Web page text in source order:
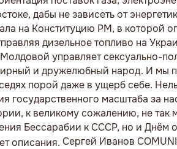
дабы не зависеть от
на Конституцию РМ, в которой
дизельное топливо на
управляет сексуально-
и дружелюбный народ. И мы
порой даже в ущерб себе.
государственного масштаба за
к великому сожалению, не так
Бессарабии к СССР, но и Днём
Сергей Иванов